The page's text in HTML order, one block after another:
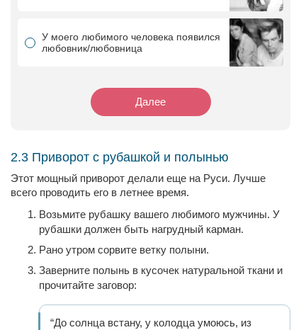
У моего любимого человека появился
любовник/любовница
Далее
2.3 Приворот с рубашкой и полынью
Этот мощный приворот делали еще на Руси. Лучше
всего проводить его в летнее время.
Возьмите рубашку вашего любимого мужчины. У
рубашки должен быть нагрудный карман.
Рано утром сорвите ветку полыни.
Заверните полынь в кусочек натуральной ткани и
прочитайте заговор:
“До солнца встану, у колодца умоюсь, из